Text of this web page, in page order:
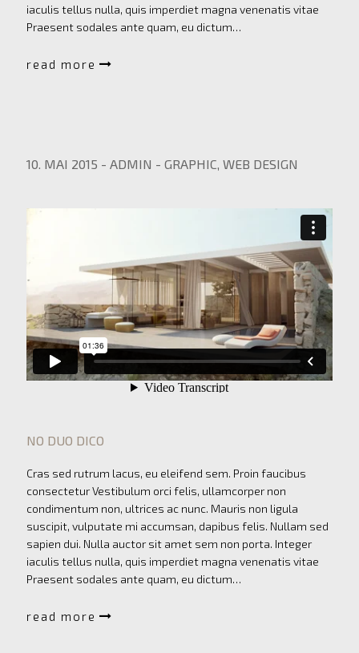
iaculis tellus nulla, quis imperdiet magna venenatis vitae
Praesent sodales ante quam, eu dictum…
read more
10. MAI 2015 - ADMIN - GRAPHIC, WEB DESIGN
NO DUO DICO
Cras sed rutrum lacus, eu eleifend sem. Proin faucibus
consectetur Vestibulum orci felis, ullamcorper non
condimentum non, ultrices ac nunc. Mauris non ligula
suscipit, vulputate mi accumsan, dapibus felis. Nullam sed
sapien dui. Nulla auctor sit amet sem non porta. Integer
iaculis tellus nulla, quis imperdiet magna venenatis vitae
Praesent sodales ante quam, eu dictum…
read more